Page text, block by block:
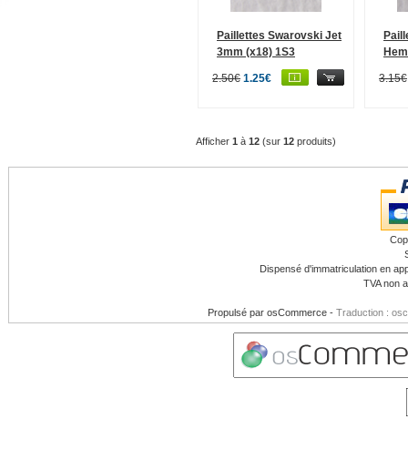
Paillettes Swarovski Jet
3mm (x18) 1S3
2.50€ 1.25€ 3.15€
Afficher 1 à 12 (sur 12 produits)
Dispensé d'immatriculation en
TVA non
Propulsé par osCommerce - Traduction :